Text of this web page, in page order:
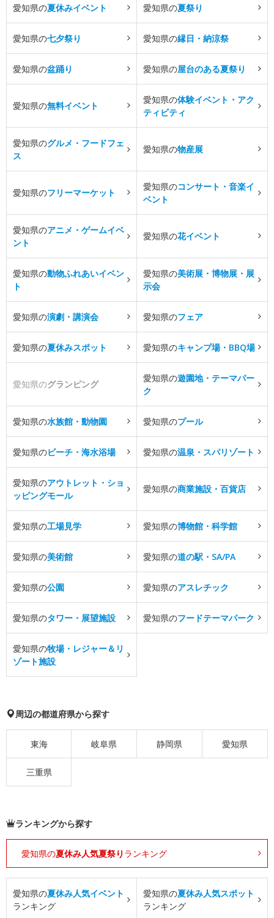
愛知県の夏休みイベント 愛知県の夏祭り
愛知県の七夕祭り 愛知県の縁日・納涼祭
愛知県の盆踊り 愛知県の屋台のある夏祭り
愛知県の無料イベント
愛知県の体験イベント・アク
ティビティ
愛知県のグルメ・フードフェ
ス
愛知県の物産展
愛知県のフリーマーケット
愛知県のコンサート・音楽イ
ベント
愛知県のアニメ・ゲームイベ
ント
愛知県の花イベント
愛知県の動物ふれあいイベン
ト
愛知県の美術展・博物展・展
示会
愛知県の演劇・講演会 愛知県のフェア
愛知県の夏休みスポット 愛知県のキャンプ場・BBQ場
愛知県のグランピング
愛知県の遊園地・テーマパー
ク
愛知県の水族館・動物園 愛知県のプール
愛知県のビーチ・海水浴場 愛知県の温泉・スパリゾート
愛知県のアウトレット・ショ
ッピングモール
愛知県の商業施設・百貨店
愛知県の工場見学 愛知県の博物館・科学館
愛知県の美術館 愛知県の道の駅・SA/PA
愛知県の公園 愛知県のアスレチック
愛知県のタワー・展望施設 愛知県のフードテーマパーク
愛知県の牧場・レジャー＆リ
ゾート施設
周辺の都道府県から探す
東海 岐阜県 静岡県 愛知県
三重県
ランキングから探す
愛知県の夏休み人気夏祭り ランキング
愛知県の夏休み人気イベント
ランキング
愛知県の夏休み人気スポット
ランキング